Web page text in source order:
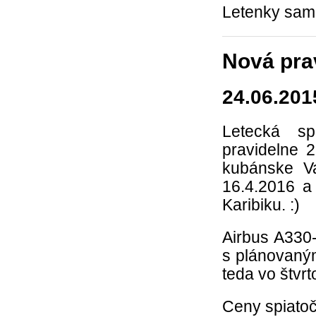
Letenky
Nová
Letecká
pravidelne
kubánske
16.4.2016
Karibiku. :)
Airbus
s
teda vo
Ceny